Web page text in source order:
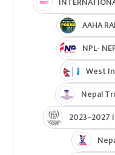
AAHA
NPL-
West
Nepal
2023–2027